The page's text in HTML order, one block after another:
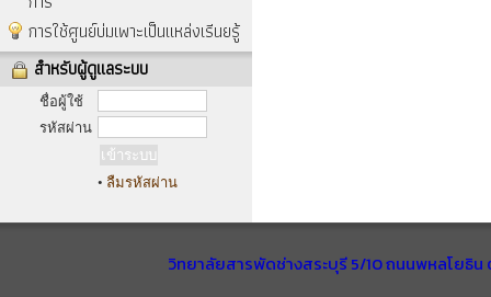
การใช้ศูนย์บ่มเพาะเป็นแหล่งเรีนยรู้
สำหรับผู้ดูแลระบบ
ชื่อผู้ใช้
รหัสผ่าน
• ลืมรหัสผ่าน
วิทยาลัยสารพัดช่างสระบุรี 5/10 ถนนพหลโยธิ